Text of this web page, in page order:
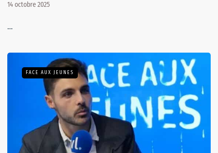
14 octobre 2025
…
FACE AUX JEUNES